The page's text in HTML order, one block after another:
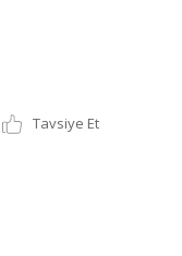
Tavsiye Et